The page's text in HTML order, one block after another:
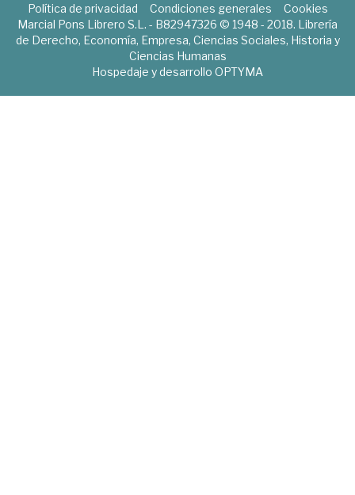
Política de privacidad Condiciones generales
Cookies
Marcial Pons Librero S.L. - B82947326 © 1948 - 2018. Librería
de Derecho, Economía, Empresa, Ciencias Sociales, Historia y
Ciencias Humanas
Hospedaje y desarrollo OPTYMA